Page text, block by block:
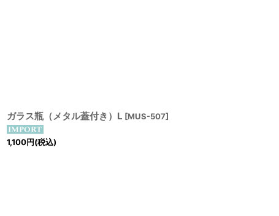
ガラス瓶（メタル蓋付き）L [MUS-507]
1,100円(税込)